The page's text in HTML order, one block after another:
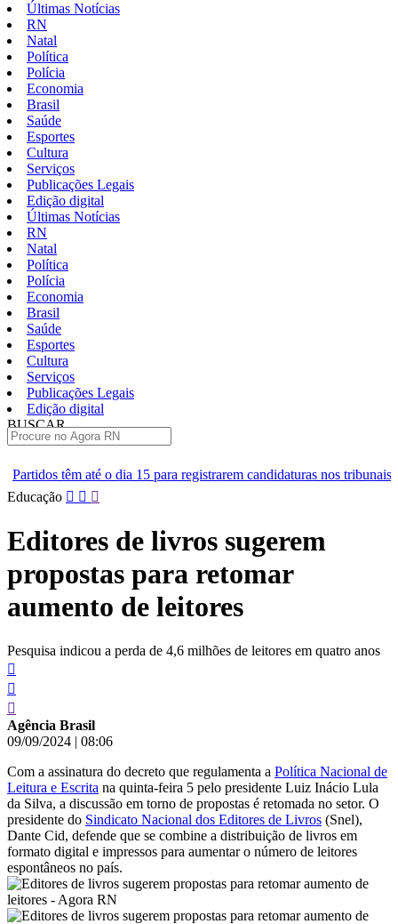
Últimas Notícias
RN
Natal
Política
Polícia
Economia
Brasil
Saúde
Esportes
Cultura
Serviços
Publicações Legais
Edição digital
Últimas Notícias
RN
Natal
Política
Polícia
Economia
Brasil
Saúde
Esportes
Cultura
Serviços
Publicações Legais
Edição digital
BUSCAR
15 para registrarem candidaturas nos tribunais
Senai RN abre
Pular
conteúdo
Educação
Editores de livros sugerem
propostas para retomar
aumento de leitores
Pesquisa indicou a perda de 4,6 milhões de leitores em quatro anos
Agência Brasil
09/09/2024 | 08:06
Com a assinatura do decreto que regulamenta a Política Nacional de
Leitura e Escrita na quinta-feira 5 pelo presidente Luiz Inácio Lula
da Silva, a discussão em torno de propostas é retomada no setor. O
presidente do Sindicato Nacional dos Editores de Livros (Snel),
Dante Cid, defende que se combine a distribuição de livros em
formato digital e impressos para aumentar o número de leitores
espontâneos no país.